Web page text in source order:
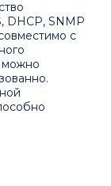
DHCP, SNMP
с
можно